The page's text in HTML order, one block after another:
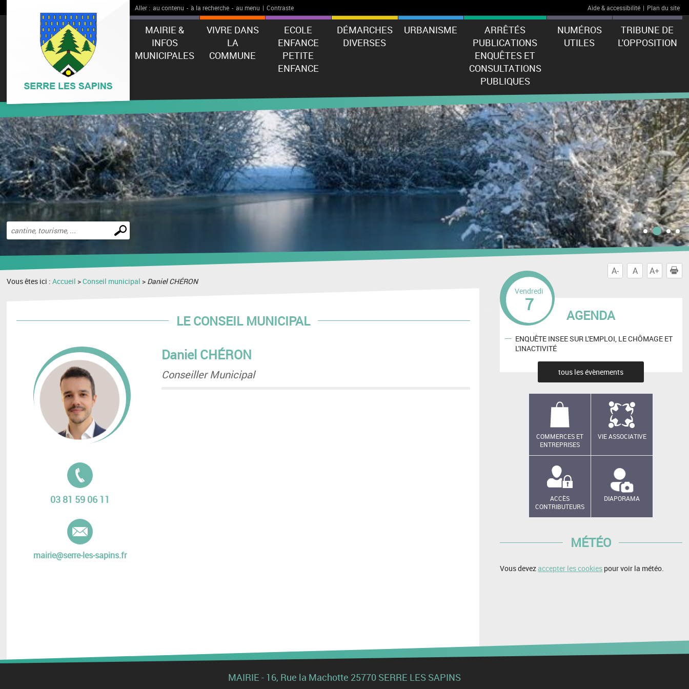
Aller : au contenu - à la recherche - au menu | Contraste Aide & accessibilité | Plan du site
MAIRIE &
INFOS
MUNICIPALES
VIVRE DANS
LA
COMMUNE
ECOLE
ENFANCE
PETITE
ENFANCE
DÉMARCHES
DIVERSES
URBANISME
ARRÊTÉS
PUBLICATIONS
ENQUÊTES ET
CONSULTATIONS
PUBLIQUES
NUMÉROS
UTILES
TRIBUNE DE
L'OPPOSITION
Effectuer
une
A- A A+
Vous êtes ici :Accueil >Conseil municipal > Daniel CHÉRON
LE CONSEIL MUNICIPAL
Daniel CHÉRON
Conseiller Municipal
03 81 59 06 11
mairie@serre-les-sapins.fr
AGENDA
Vendredi
7
ENQUÊTE INSEE SUR L'EMPLOI, LE CHÔMAGE ET
L'INACTIVITÉ
tous les évènements
COMMERCES ET
ENTREPRISES
VIE ASSOCIATIVE
ACCÈS
CONTRIBUTEURS
DIAPORAMA
MÉTÉO
Vous devezaccepter les cookies pour voir la météo.
MAIRIE - 16, Rue la Machotte 25770 SERRE LES SAPINS